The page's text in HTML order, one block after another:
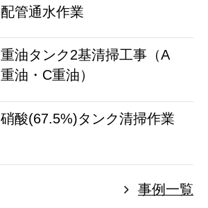
配管通水作業
重油タンク2基清掃工事（A
重油・C重油）
硝酸(67.5%)タンク清掃作業
事例一覧